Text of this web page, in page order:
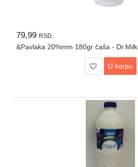
79,99 RSD.
&Pavlaka 20%mm 180gr čaša - Dr.Milk
U korpu